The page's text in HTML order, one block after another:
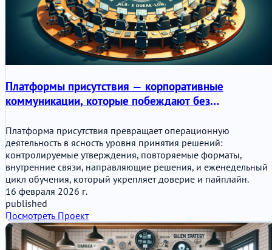
Платформы присутствия — корпоративные
коммуникации, которые побеждают без
Платформа присутствия превращает операционную
деятельность в ясность уровня принятия решений:
контролируемые утверждения, повторяемые форматы,
внутренние связи, направляющие решения, и еженедельный
цикл обучения, который укрепляет доверие и пайплайн.
16 февраля 2026 г.
published
Посмотреть Проект